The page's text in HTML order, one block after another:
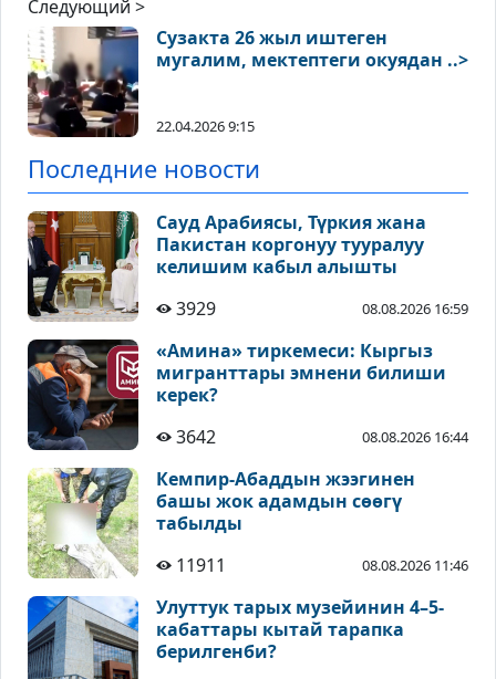
Следующий >
Сузакта 26 жыл иштеген
мугалим, мектептеги окуядан ..>
22.04.2026 9:15
Последние новости
Сауд Арабиясы, Түркия жана
Пакистан коргонуу тууралуу
келишим кабыл алышты
3929
08.08.2026 16:59
«Амина» тиркемеси: Кыргыз
мигранттары эмнени билиши
керек?
3642
08.08.2026 16:44
Кемпир-Абаддын жээгинен
башы жок адамдын сөөгү
табылды
11911
08.08.2026 11:46
Улуттук тарых музейинин 4–5-
кабаттары кытай тарапка
берилгенби?